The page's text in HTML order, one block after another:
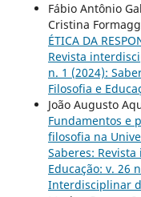
Fábio Antônio
Cristina
ÉTICA DA
Revista
n. 1 (2024):
Filosofia e
João Augusto
Fundamentos e
filosofia na
Saberes:
Educação: v. 26
Interdisciplinar